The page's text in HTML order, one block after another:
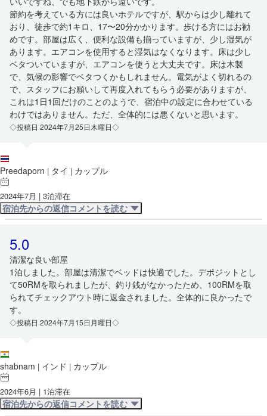
節約を考えている方には良いホテルですが、駅からは少し離れて
おり、徒歩で約1キロ、17〜20分かかります。歩ける方にはお勧
めです。部屋は広く、便利な設備も揃っていますが、少し湿気が
あります。エアコンを使用すると湿気はなくなります。床は少し
ベタついていますが、エアコンを使うと大丈夫です。床は木製
で、気候の影響でベタつくかもしれません。電気がよく切れるの
で、スタッフにお願いして再度入れてもらう必要がありますが、
これは1日1回だけのことのようで、宿泊中の設定に合わせている
わけではありません。ただ、全体的には悪くないと思います。
◇投稿日 2024年7月25日木曜日◇
Preedaporn | タイ | カップル
2024年7月 | 3泊滞在
宿泊先からの返信コメントを読む
5.0
清潔な良い部屋
1泊しました。部屋は清潔でベッドは快適でした。デポジットとし
て50RMを取られましたが、釣り銭がなかったため、100RMを取
られてチェックアウト時に返金されました。全体的に良かったで
す。
◇投稿日 2024年7月15日月曜日◇
shabnam | インド | カップル
2024年6月 | 1泊滞在
宿泊先からの返信コメントを読む